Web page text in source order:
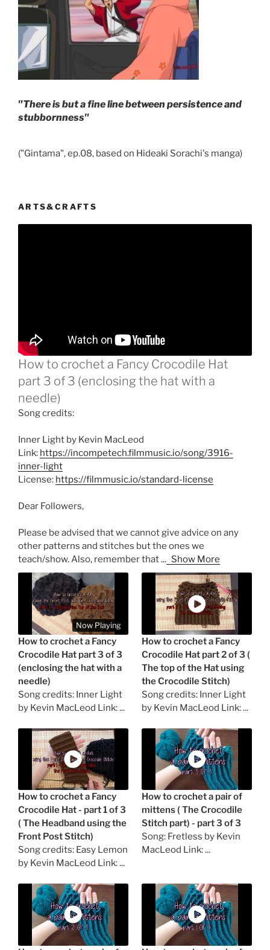
"There is but a fine line between persistence and
stubbornness"
("Gintama", ep.08, based on Hideaki Sorachi's manga)
ARTS&CRAFTS
How to crochet a Fancy Crocodile Hat
part 3 of 3 (enclosing the hat with a
needle)
Song credits:
Inner Light by Kevin MacLeod
Link: https://incompetech.filmmusic.io/song/3916-
inner-light
License: https://filmmusic.io/standard-license
Dear Followers,
Please be advised that we cannot give advice on any
other patterns and stitches but the ones we
teach/show. Also, remember that... Show More
Now Playing
How to crochet a Fancy
Crocodile Hat part 3 of 3
(enclosing the hat with a
needle)
Song credits: Inner Light
by Kevin MacLeod Link: ...
How to crochet a Fancy
Crocodile Hat part 2 of 3 (
The top of the Hat using
the Crocodile Stitch)
Song credits: Inner Light
by Kevin MacLeod Link: ...
How to crochet a Fancy
Crocodile Hat - part 1 of 3
( The Headband using the
Front Post Stitch)
Song credits: Easy Lemon
by Kevin MacLeod Link: ...
How to crochet a pair of
mittens ( The Crocodile
Stitch part) - part 3 of 3
Song: Fretless by Kevin
MacLeod Link: ...